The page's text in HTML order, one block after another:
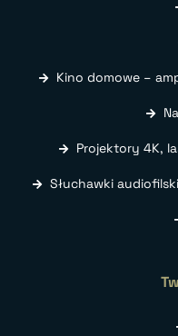
Kino domowe –
Projektory 4K,
Słuchawki